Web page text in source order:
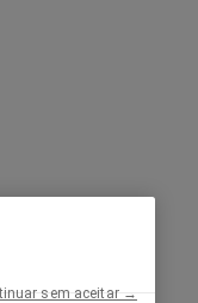
sem aceitar →